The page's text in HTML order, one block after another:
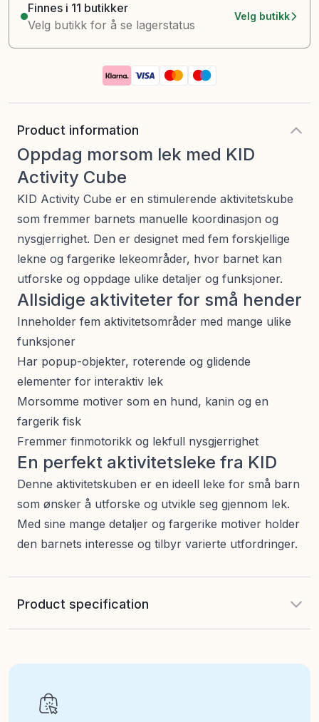
Finnes i 11 butikker
Velg butikk for å se lagerstatus
Velg butikk
Product information
Oppdag morsom lek med KID
Activity Cube
KID Activity Cube er en stimulerende aktivitetskube
som fremmer barnets manuelle koordinasjon og
nysgjerrighet. Den er designet med fem forskjellige
lekne og fargerike lekeområder, hvor barnet kan
utforske og oppdage ulike detaljer og funksjoner.
Allsidige aktiviteter for små hender
Inneholder fem aktivitetsområder med mange ulike
funksjoner
Har popup-objekter, roterende og glidende
elementer for interaktiv lek
Morsomme motiver som en hund, kanin og en
fargerik fisk
Fremmer finmotorikk og lekfull nysgjerrighet
En perfekt aktivitetsleke fra KID
Denne aktivitetskuben er en ideell leke for små barn
som ønsker å utforske og utvikle seg gjennom lek.
Med sine mange detaljer og fargerike motiver holder
den barnets interesse og tilbyr varierte utfordringer.
Product specification
Art nr:100-68108962